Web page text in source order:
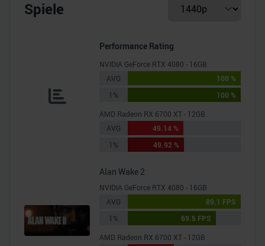
Spiele
Performance Rating
NVIDIA GeForce RTX 4080 - 16GB
AVG
100 %
1%
100 %
AMD Radeon RX 6700 XT - 12GB
AVG
49.14 %
1%
49.92 %
Alan Wake 2
NVIDIA GeForce RTX 4080 - 16GB
AVG
89.1 FPS
1%
69.5 FPS
AMD Radeon RX 6700 XT - 12GB